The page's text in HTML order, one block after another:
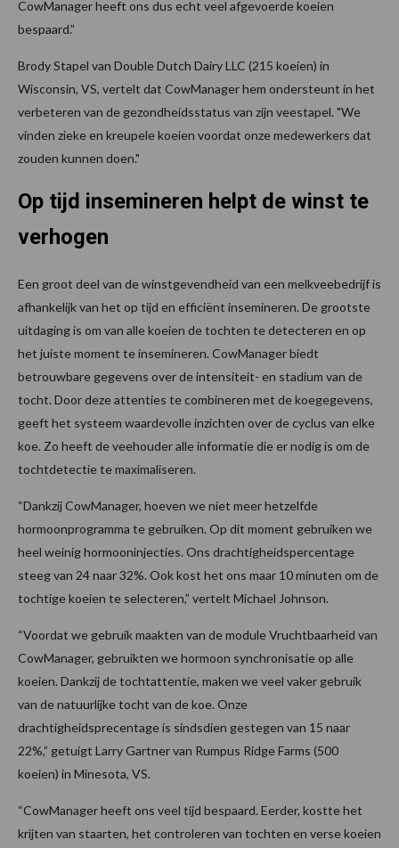
CowManager heeft ons dus echt veel afgevoerde koeien
bespaard.”
Brody Stapel van Double Dutch Dairy LLC (215 koeien) in
Wisconsin, VS, vertelt dat CowManager hem ondersteunt in het
verbeteren van de gezondheidsstatus van zijn veestapel. "We
vinden zieke en kreupele koeien voordat onze medewerkers dat
zouden kunnen doen."
Op tijd insemineren helpt de winst te
verhogen
Een groot deel van de winstgevendheid van een melkveebedrijf is
afhankelijk van het op tijd en efficiënt insemineren. De grootste
uitdaging is om van alle koeien de tochten te detecteren en op
het juiste moment te insemineren. CowManager biedt
betrouwbare gegevens over de intensiteit- en stadium van de
tocht. Door deze attenties te combineren met de koegegevens,
geeft het systeem waardevolle inzichten over de cyclus van elke
koe. Zo heeft de veehouder alle informatie die er nodig is om de
tochtdetectie te maximaliseren.
“Dankzij CowManager, hoeven we niet meer hetzelfde
hormoonprogramma te gebruiken. Op dit moment gebruiken we
heel weinig hormooninjecties. Ons drachtigheidspercentage
steeg van 24 naar 32%. Ook kost het ons maar 10 minuten om de
tochtige koeien te selecteren,” vertelt Michael Johnson.
“Voordat we gebruik maakten van de module Vruchtbaarheid van
CowManager, gebruikten we hormoon synchronisatie op alle
koeien. Dankzij de tochtattentie, maken we veel vaker gebruik
van de natuurlijke tocht van de koe. Onze
drachtigheidsprecentage is sindsdien gestegen van 15 naar
22%,” getuigt Larry Gartner van Rumpus Ridge Farms (500
koeien) in Minesota, VS.
“CowManager heeft ons veel tijd bespaard. Eerder, kostte het
krijten van staarten, het controleren van tochten en verse koeien